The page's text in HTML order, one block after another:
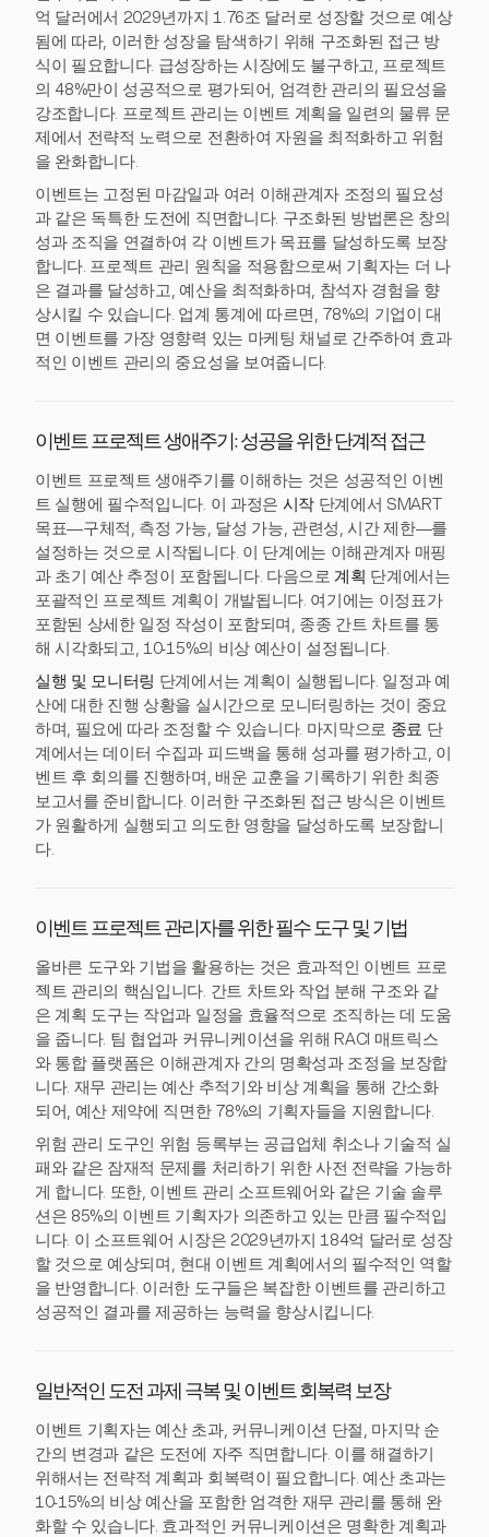
억 달러에서 2029년까지 1.76조 달러로 성장할 것으로 예상
됨에 따라, 이러한 성장을 탐색하기 위해 구조화된 접근 방
식이 필요합니다. 급성장하는 시장에도 불구하고, 프로젝트
의 48%만이 성공적으로 평가되어, 엄격한 관리의 필요성을
강조합니다. 프로젝트 관리는 이벤트 계획을 일련의 물류 문
제에서 전략적 노력으로 전환하여 자원을 최적화하고 위험
을 완화합니다.
이벤트는 고정된 마감일과 여러 이해관계자 조정의 필요성
과 같은 독특한 도전에 직면합니다. 구조화된 방법론은 창의
성과 조직을 연결하여 각 이벤트가 목표를 달성하도록 보장
합니다. 프로젝트 관리 원칙을 적용함으로써 기획자는 더 나
은 결과를 달성하고, 예산을 최적화하며, 참석자 경험을 향
상시킬 수 있습니다. 업계 통계에 따르면, 78%의 기업이 대
면 이벤트를 가장 영향력 있는 마케팅 채널로 간주하여 효과
적인 이벤트 관리의 중요성을 보여줍니다.
이벤트 프로젝트 생애주기: 성공을 위한 단계적 접근
이벤트 프로젝트 생애주기를 이해하는 것은 성공적인 이벤
트 실행에 필수적입니다. 이 과정은 시작단계에서 SMART
목표—구체적, 측정 가능, 달성 가능, 관련성, 시간 제한—를
설정하는 것으로 시작됩니다. 이 단계에는 이해관계자 매핑
과 초기 예산 추정이 포함됩니다. 다음으로 계획 단계에서는
포괄적인 프로젝트 계획이 개발됩니다. 여기에는 이정표가
포함된 상세한 일정 작성이 포함되며, 종종 간트 차트를 통
해 시각화되고, 10-15%의 비상 예산이 설정됩니다.
실행 및 모니터링 단계에서는 계획이 실행됩니다. 일정과 예
산에 대한 진행 상황을 실시간으로 모니터링하는 것이 중요
하며, 필요에 따라 조정할 수 있습니다. 마지막으로 종료 단
계에서는 데이터 수집과 피드백을 통해 성과를 평가하고, 이
벤트 후 회의를 진행하며, 배운 교훈을 기록하기 위한 최종
보고서를 준비합니다. 이러한 구조화된 접근 방식은 이벤트
가 원활하게 실행되고 의도한 영향을 달성하도록 보장합니
다.
이벤트 프로젝트 관리자를 위한 필수 도구 및 기법
올바른 도구와 기법을 활용하는 것은 효과적인 이벤트 프로
젝트 관리의 핵심입니다. 간트 차트와 작업 분해 구조와 같
은 계획 도구는 작업과 일정을 효율적으로 조직하는 데 도움
을 줍니다. 팀 협업과 커뮤니케이션을 위해 RACI 매트릭스
와 통합 플랫폼은 이해관계자 간의 명확성과 조정을 보장합
니다. 재무 관리는 예산 추적기와 비상 계획을 통해 간소화
되어, 예산 제약에 직면한 78%의 기획자들을 지원합니다.
위험 관리 도구인 위험 등록부는 공급업체 취소나 기술적 실
패와 같은 잠재적 문제를 처리하기 위한 사전 전략을 가능하
게 합니다. 또한, 이벤트 관리 소프트웨어와 같은 기술 솔루
션은 85%의 이벤트 기획자가 의존하고 있는 만큼 필수적입
니다. 이 소프트웨어 시장은 2029년까지 184억 달러로 성장
할 것으로 예상되며, 현대 이벤트 계획에서의 필수적인 역할
을 반영합니다. 이러한 도구들은 복잡한 이벤트를 관리하고
성공적인 결과를 제공하는 능력을 향상시킵니다.
일반적인 도전 과제 극복 및 이벤트 회복력 보장
이벤트 기획자는 예산 초과, 커뮤니케이션 단절, 마지막 순
간의 변경과 같은 도전에 자주 직면합니다. 이를 해결하기
위해서는 전략적 계획과 회복력이 필요합니다. 예산 초과는
10-15%의 비상 예산을 포함한 엄격한 재무 관리를 통해 완
화할 수 있습니다. 효과적인 커뮤니케이션은 명확한 계획과